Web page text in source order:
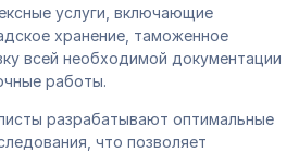
услуги, включающие
хранение, таможенное
всей необходимой документации
работы.
разрабатывают оптимальные
что позволяет